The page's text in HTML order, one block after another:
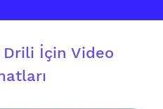
İçin Video